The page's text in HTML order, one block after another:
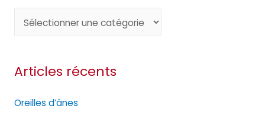
é
o
Articles récents
Oreilles d’ânes